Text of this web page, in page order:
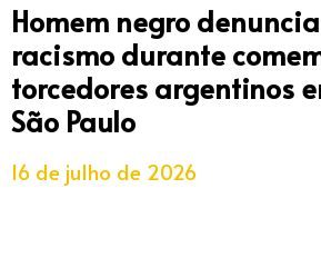
Homem negro
racismo durante
torcedores argentinos
São Paulo
16 de julho de 2026